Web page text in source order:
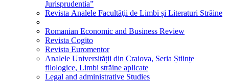
Jurisprudentia”
Revista Analele Facultăţii de Limbi și Literaturi Străine
Romanian Economic and Business Review
Revista Cogito
Revista Euromentor
Analele Universității din Craiova, Seria Științe
filologice, Limbi străine aplicate
Legal and administrative Studies